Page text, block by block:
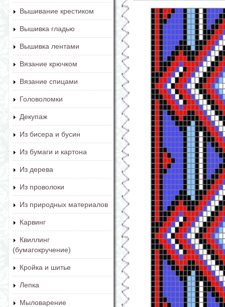
Вышивание крестиком
Вышивка гладью
Вышивка лентами
Вязание крючком
Вязание спицами
Головоломки
Декупаж
Из бисера и бусин
Из бумаги и картона
Из дерева
Из проволоки
Из природных материалов
Карвинг
Квиллинг
(бумагокручение)
Кройка и шитье
Лепка
Мыловарение